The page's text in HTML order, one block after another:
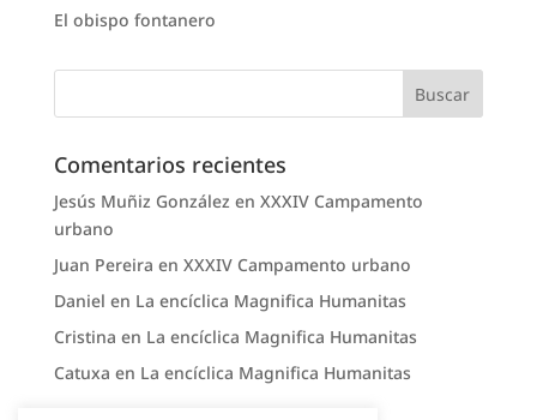
El obispo fontanero
Comentarios recientes
Jesús Muñiz González en XXXIV Campamento
urbano
Juan Pereira en XXXIV Campamento urbano
Daniel en La encíclica Magnifica Humanitas
Cristina en La encíclica Magnifica Humanitas
Catuxa en La encíclica Magnifica Humanitas